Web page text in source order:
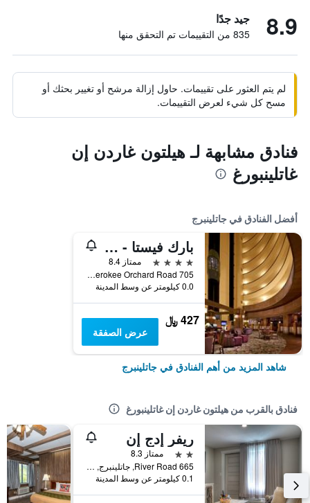
8.9 جيد جدًا
835 من التقييمات تم التحقق منها
لم يتم العثور على تقييمات. حاول إزالة مرشح أو تغيير بحثك أو
مسح كل شيء لعرض التقييمات.
فنادق مشابهة لـ هيلتون غاردن إن
غاتلينبورغ
أفضل الفنادق في جاتلينبرج
بارك فيستا - دوبل تري باي هيلتون هوتل - جاتلينبرج
4 نجوم
ممتاز 8.4
705 Cherokee Orchard Road, جاتلينبرج, TN, الولايات المتحدة الأميريكية
0.0 كيلومتر عن وسط المدينة
427 ﷼
عرض الصفقة
شاهد المزيد من أهم الفنادق في جاتلينبرج
فنادق بالقرب من هيلتون غاردن إن غاتلينبورغ
ريفر إدج إن
2 نجمتين
ممتاز 8.3
665 River Road, جاتلينبرج, TN, الولايات المتحدة الأميريكية
0.1 كيلومتر عن وسط المدينة